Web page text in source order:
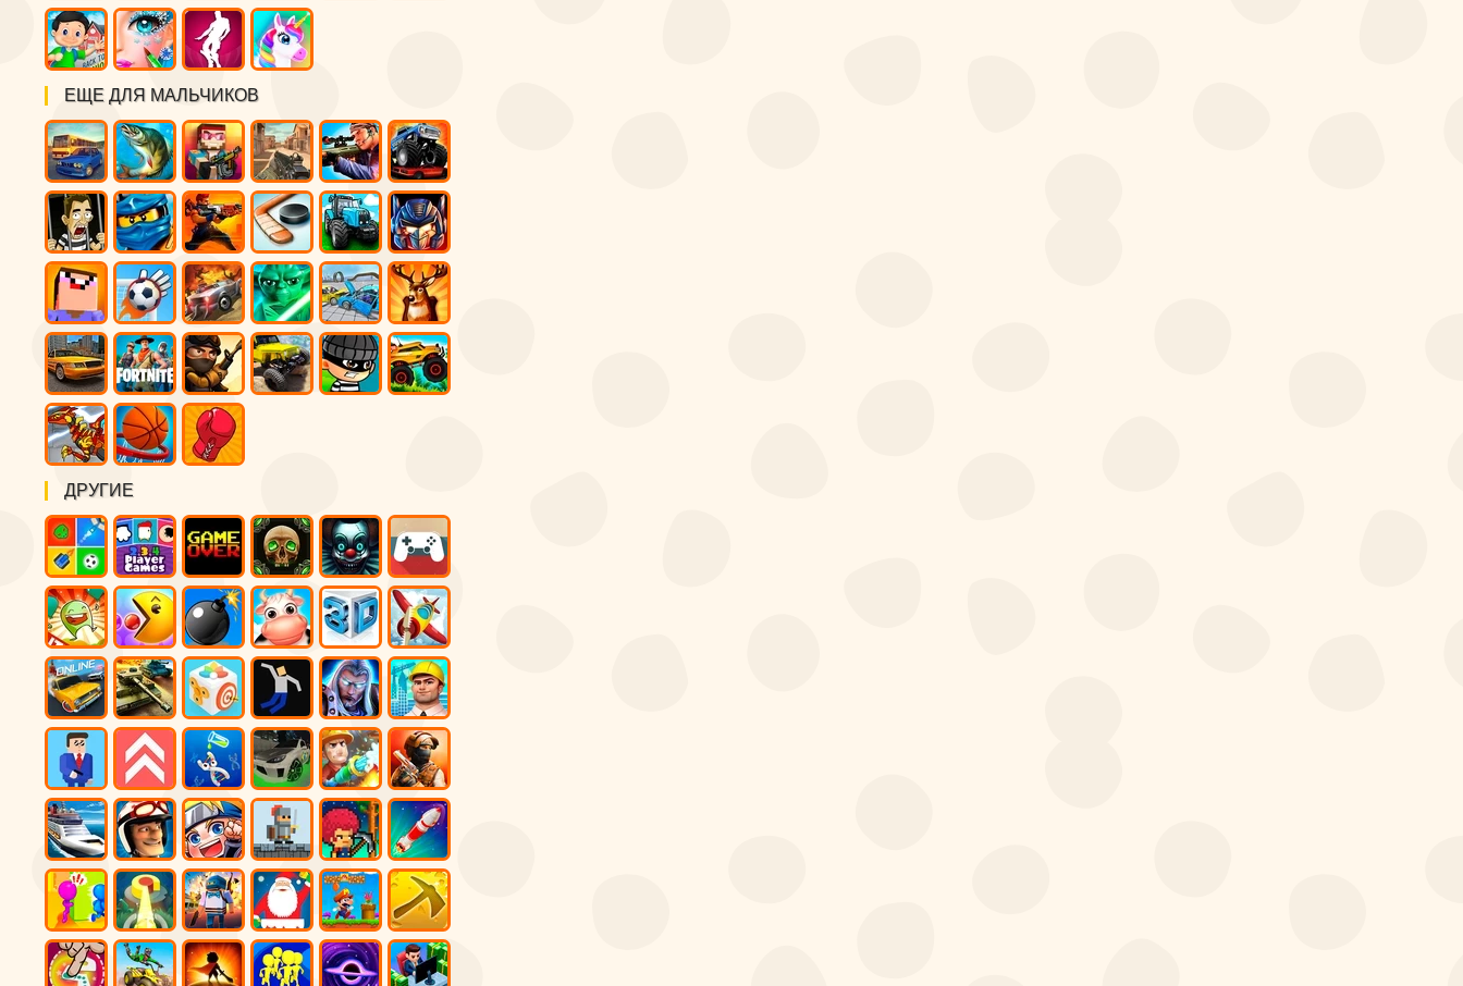
ЕЩЕ ДЛЯ МАЛЬЧИКОВ
ДРУГИЕ